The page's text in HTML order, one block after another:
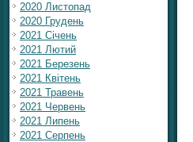
2020 Листопад
2020 Грудень
2021 Січень
2021 Лютий
2021 Березень
2021 Квітень
2021 Травень
2021 Червень
2021 Липень
2021 Серпень